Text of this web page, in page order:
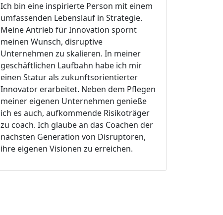
Ich bin eine inspirierte Person mit einem
umfassenden Lebenslauf in Strategie.
Meine Antrieb für Innovation spornt
meinen Wunsch, disruptive
Unternehmen zu skalieren. In meiner
geschäftlichen Laufbahn habe ich mir
einen Statur als zukunftsorientierter
Innovator erarbeitet. Neben dem Pflegen
meiner eigenen Unternehmen genieße
ich es auch, aufkommende Risikoträger
zu coach. Ich glaube an das Coachen der
nächsten Generation von Disruptoren,
ihre eigenen Visionen zu erreichen.